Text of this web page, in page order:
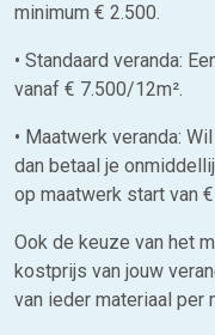
minimum € 2.500.
• Standaard veranda:
vanaf € 7.500/12m².
• Maatwerk veranda:
dan betaal je
op maatwerk start van
Ook de keuze van het
kostprijs van jouw
van ieder materiaal per